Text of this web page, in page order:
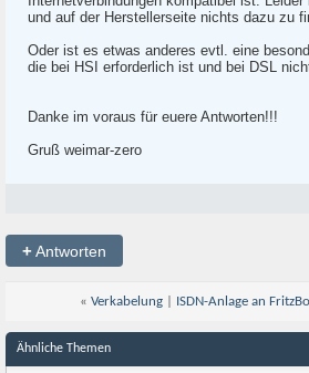
und auf der Herstellerseite nichts dazu zu
Oder ist es etwas anderes evtl. eine
die bei HSI erforderlich ist und bei DSL
Danke im voraus für euere Antworten!!!
Gruß weimar-zero
+Antworten
« Verkabelung| ISDN-Anlage an
Ähnliche Themen